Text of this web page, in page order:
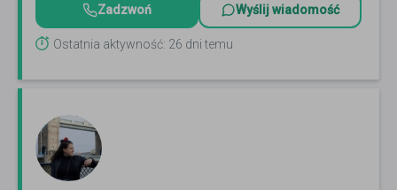
Zadzwoń Wyślij wiadomość
Ostatnia aktywność: 26 dni temu